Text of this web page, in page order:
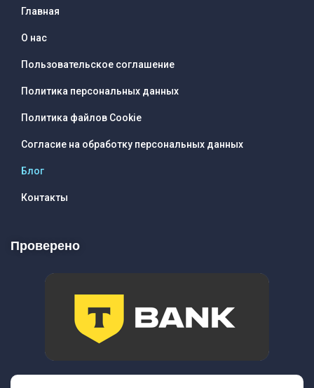
Главная
О нас
Пользовательское соглашение
Политика персональных данных
Политика файлов Cookie
Согласие на обработку персональных данных
Блог
Контакты
Проверено